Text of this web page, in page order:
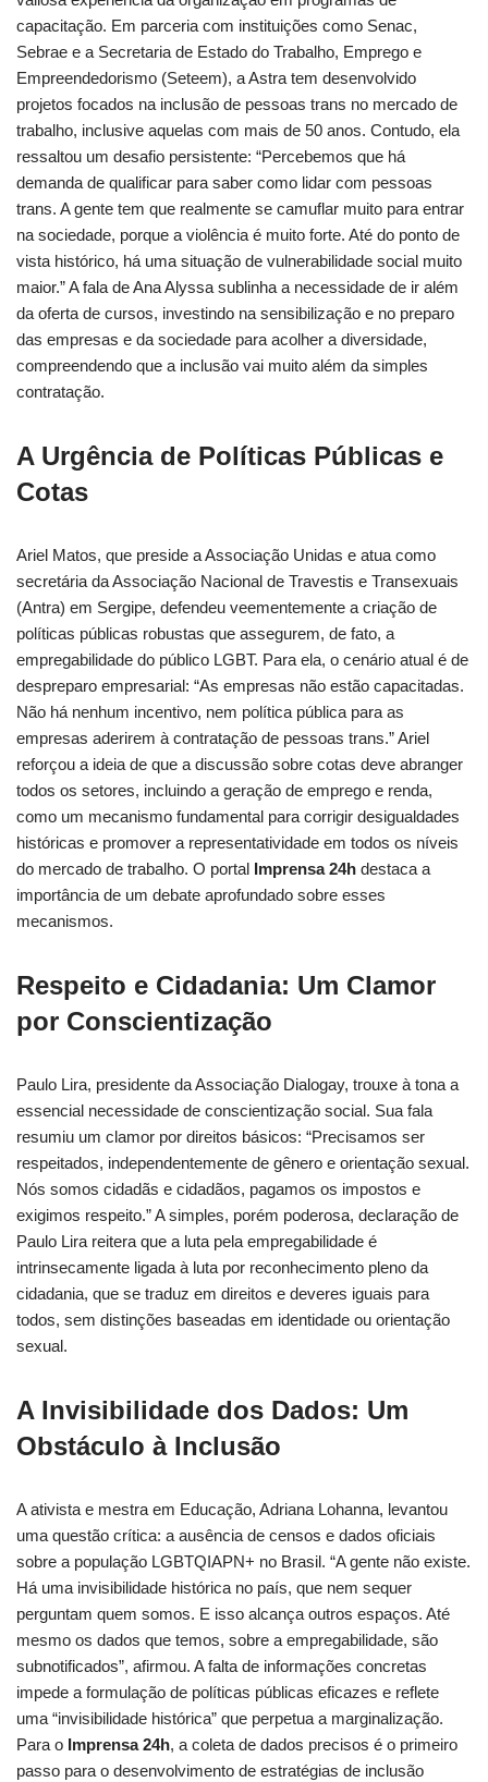
capacitação. Em parceria com instituições como Senac,
Sebrae e a Secretaria de Estado do Trabalho, Emprego e
Empreendedorismo (Seteem), a Astra tem desenvolvido
projetos focados na inclusão de pessoas trans no mercado de
trabalho, inclusive aquelas com mais de 50 anos. Contudo, ela
ressaltou um desafio persistente: “Percebemos que há
demanda de qualificar para saber como lidar com pessoas
trans. A gente tem que realmente se camuflar muito para entrar
na sociedade, porque a violência é muito forte. Até do ponto de
vista histórico, há uma situação de vulnerabilidade social muito
maior.” A fala de Ana Alyssa sublinha a necessidade de ir além
da oferta de cursos, investindo na sensibilização e no preparo
das empresas e da sociedade para acolher a diversidade,
compreendendo que a inclusão vai muito além da simples
contratação.
A Urgência de Políticas Públicas e
Cotas
Ariel Matos, que preside a Associação Unidas e atua como
secretária da Associação Nacional de Travestis e Transexuais
(Antra) em Sergipe, defendeu veementemente a criação de
políticas públicas robustas que assegurem, de fato, a
empregabilidade do público LGBT. Para ela, o cenário atual é de
despreparo empresarial: “As empresas não estão capacitadas.
Não há nenhum incentivo, nem política pública para as
empresas aderirem à contratação de pessoas trans.” Ariel
reforçou a ideia de que a discussão sobre cotas deve abranger
todos os setores, incluindo a geração de emprego e renda,
como um mecanismo fundamental para corrigir desigualdades
históricas e promover a representatividade em todos os níveis
do mercado de trabalho. O portal Imprensa 24h destaca a
importância de um debate aprofundado sobre esses
mecanismos.
Respeito e Cidadania: Um Clamor
por Conscientização
Paulo Lira, presidente da Associação Dialogay, trouxe à tona a
essencial necessidade de conscientização social. Sua fala
resumiu um clamor por direitos básicos: “Precisamos ser
respeitados, independentemente de gênero e orientação sexual.
Nós somos cidadãs e cidadãos, pagamos os impostos e
exigimos respeito.” A simples, porém poderosa, declaração de
Paulo Lira reitera que a luta pela empregabilidade é
intrinsecamente ligada à luta por reconhecimento pleno da
cidadania, que se traduz em direitos e deveres iguais para
todos, sem distinções baseadas em identidade ou orientação
sexual.
A Invisibilidade dos Dados: Um
Obstáculo à Inclusão
A ativista e mestra em Educação, Adriana Lohanna, levantou
uma questão crítica: a ausência de censos e dados oficiais
sobre a população LGBTQIAPN+ no Brasil. “A gente não existe.
Há uma invisibilidade histórica no país, que nem sequer
perguntam quem somos. E isso alcança outros espaços. Até
mesmo os dados que temos, sobre a empregabilidade, são
subnotificados”, afirmou. A falta de informações concretas
impede a formulação de políticas públicas eficazes e reflete
uma “invisibilidade histórica” que perpetua a marginalização.
Para o Imprensa 24h, a coleta de dados precisos é o primeiro
passo para o desenvolvimento de estratégias de inclusão